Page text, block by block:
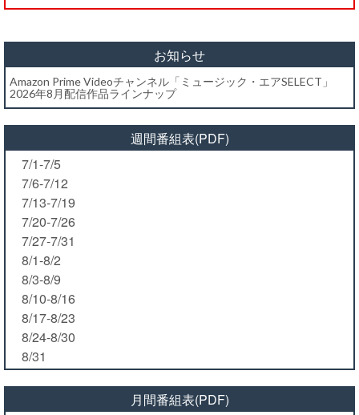
お知らせ
Amazon Prime Videoチャンネル「ミュージック・エアSELECT」
2026年8月配信作品ラインナップ
週間番組表(PDF)
7/1-7/5
7/6-7/12
7/13-7/19
7/20-7/26
7/27-7/31
8/1-8/2
8/3-8/9
8/10-8/16
8/17-8/23
8/24-8/30
8/31
月間番組表(PDF)